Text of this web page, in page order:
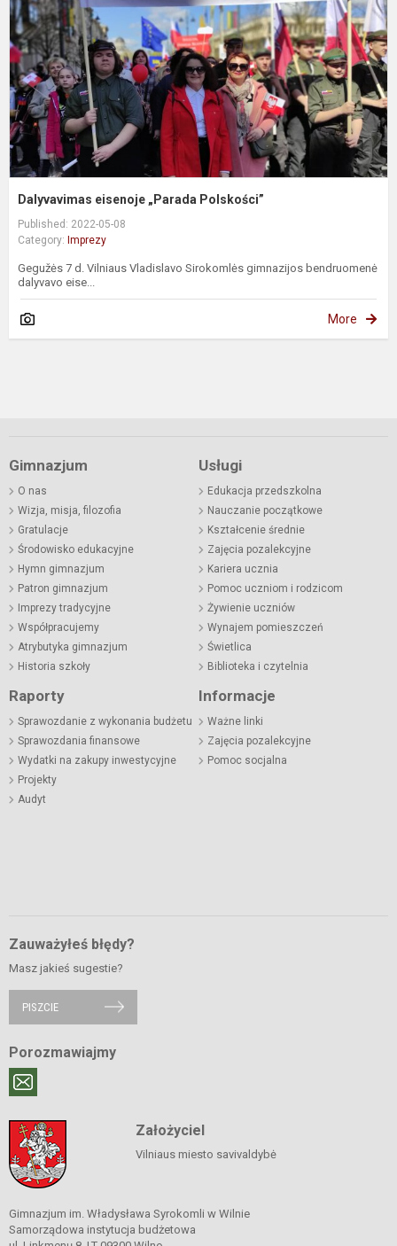
Dalyvavimas eisenoje „Parada Polskości”
Published: 2022-05-08
Category: Imprezy
Gegužės 7 d. Vilniaus Vladislavo Sirokomlės gimnazijos bendruomenė
dalyvavo eise...
More
Gimnazjum
O nas
Wizja, misja, filozofia
Gratulacje
Środowisko edukacyjne
Hymn gimnazjum
Patron gimnazjum
Imprezy tradycyjne
Współpracujemy
Atrybutyka gimnazjum
Historia szkoły
Usługi
Edukacja przedszkolna
Nauczanie początkowe
Kształcenie średnie
Zajęcia pozalekcyjne
Kariera ucznia
Pomoc uczniom i rodzicom
Żywienie uczniów
Wynajem pomieszczeń
Świetlica
Biblioteka i czytelnia
Raporty
Sprawozdanie z wykonania budżetu
Sprawozdania finansowe
Wydatki na zakupy inwestycyjne
Projekty
Audyt
Informacje
Ważne linki
Zajęcia pozalekcyjne
Pomoc socjalna
Zauważyłeś błędy?
Masz jakieś sugestie?
PISZCIE
Porozmawiajmy
Założyciel
Vilniaus miesto savivaldybė
Gimnazjum im. Władysława Syrokomli w Wilnie
Samorządowa instytucja budżetowa